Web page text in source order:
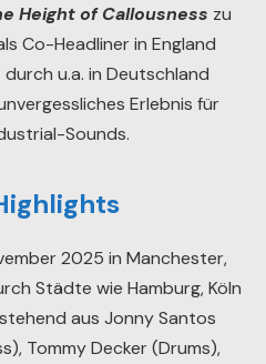
Height of Callousness zu
Co-Headliner in England
u.a. in Deutschland
Erlebnis für
Sounds.
2025 in Manchester,
Städte wie Hamburg, Köln
aus Jonny Santos
Tommy Decker (Drums),